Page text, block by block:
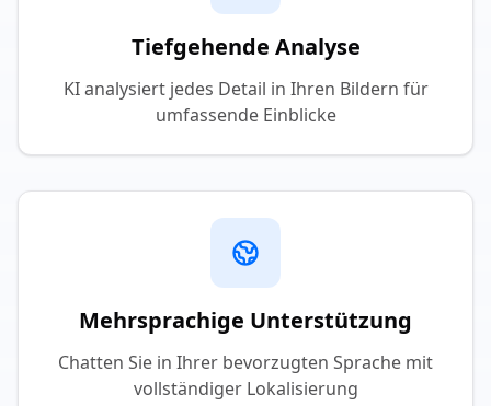
Tiefgehende Analyse
KI analysiert jedes Detail in Ihren Bildern für
umfassende Einblicke
Mehrsprachige Unterstützung
Chatten Sie in Ihrer bevorzugten Sprache mit
vollständiger Lokalisierung